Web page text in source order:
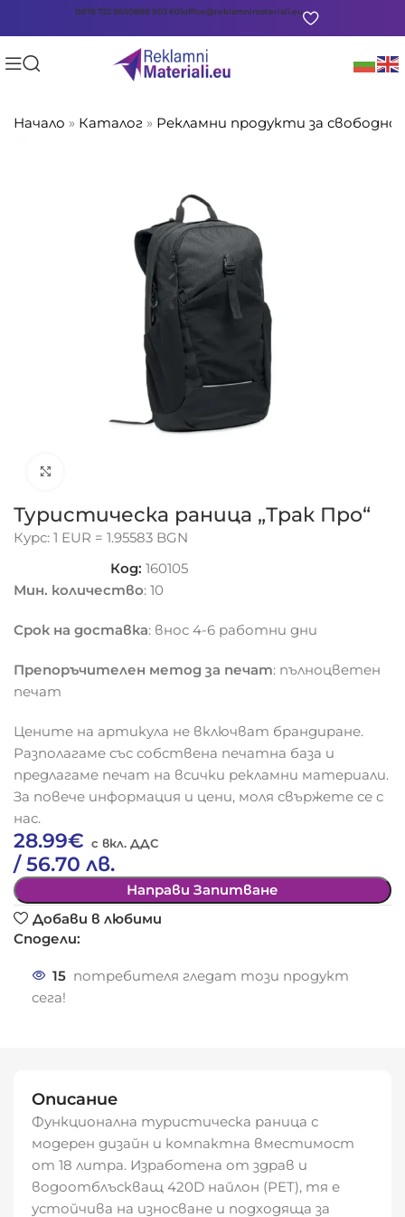
0878 722 8650888 903 601office@reklamnimateriali.eu
Начало » Каталог » Рекламни продукти за
Туристическа раница „Трак Про“
Курс: 1 EUR = 1.95583 BGN
Код:160105
Мин. количество: 10
Срок на доставка: внос 4-6 работни дни
Препоръчителен метод за печат: пълноцветен
печат
Цените на артикула не включват брандиране.
Разполагаме със собствена печатна база и
предлагаме печат на всички рекламни материали.
За повече информация и цени, моля свържете се с
нас.
28.99€
/ 56.70 лв.
Направи Запитване
Добави в любими
Сподели:
15 потребителя гледат този продукт
сега!
Описание
Функционална туристическа раница с
модерен дизайн и компактна вместимост
от 18 литра. Изработена от здрав и
водоотблъскващ 420D найлон (PET), тя е
устойчива на износване и подходяща за